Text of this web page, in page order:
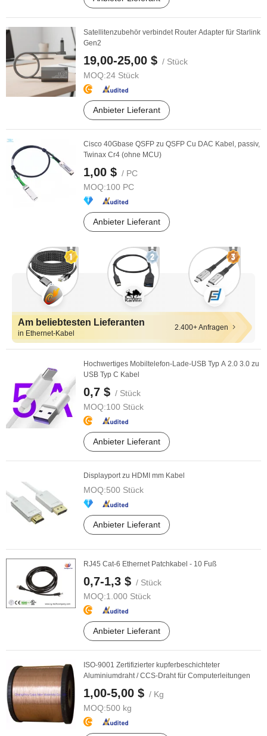
Satellitenzubehör verbindet Router Adapter für Starlink
Gen2
19,00-25,00 $ / Stück
MOQ:24 Stück
Anbieter Lieferant
Cisco 40Gbase QSFP zu QSFP Cu DAC Kabel, passiv,
Twinax Cr4 (ohne MCU)
1,00 $ / PC
MOQ:100 PC
Anbieter Lieferant
Am beliebtesten Lieferanten
in Ethernet-Kabel
2.400+ Anfragen
Hochwertiges Mobiltelefon-Lade-USB Typ A 2.0 3.0 zu
USB Typ C Kabel
0,7 $ / Stück
MOQ:100 Stück
Anbieter Lieferant
Displayport zu HDMI mm Kabel
MOQ:500 Stück
Anbieter Lieferant
RJ45 Cat-6 Ethernet Patchkabel - 10 Fuß
0,7-1,3 $ / Stück
MOQ:1.000 Stück
Anbieter Lieferant
ISO-9001 Zertifizierter kupferbeschichteter
Aluminiumdraht / CCS-Draht für Computerleitungen
1,00-5,00 $ / Kg
MOQ:500 kg